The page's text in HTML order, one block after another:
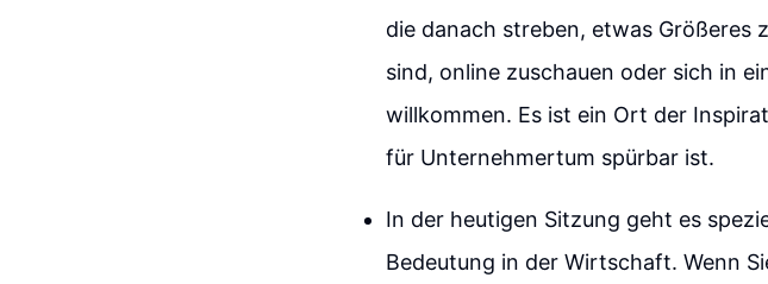
die danach streben, etwas Größeres
sind, online zuschauen oder sich in
willkommen. Es ist ein Ort der
für Unternehmertum spürbar ist.
In der heutigen Sitzung geht es
Bedeutung in der Wirtschaft. Wenn